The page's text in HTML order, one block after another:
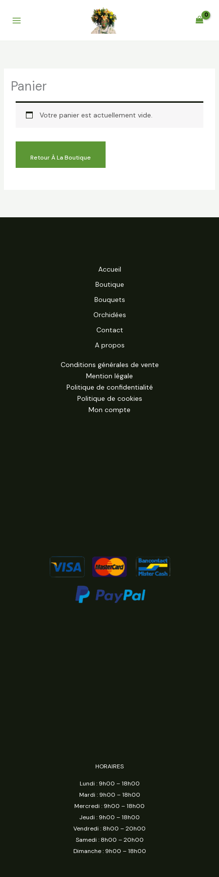
Panier
Votre panier est actuellement vide.
Retour À La Boutique
Accueil
Boutique
Bouquets
Orchidées
Contact
A propos
Conditions générales de vente
Mention légale
Politique de confidentialité
Politique de cookies
Mon compte
HORAIRES
Lundi : 9h00 – 18h00
Mardi : 9h00 – 18h00
Mercredi : 9h00 – 18h00
Jeudi : 9h00 – 18h00
Vendredi : 8h00 – 20h00
Samedi : 8h00 – 20h00
Dimanche : 9h00 – 18h00